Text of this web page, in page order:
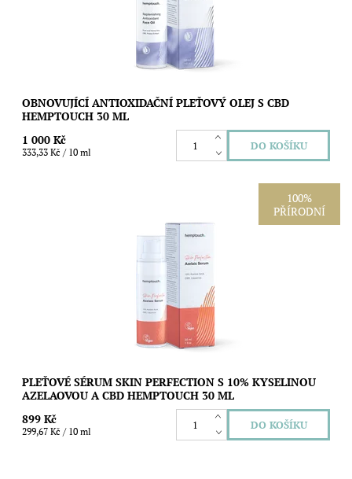
Hemptouch
OBNOVUJÍCÍ ANTIOXIDAČNÍ PLEŤOVÝ OLEJ S CBD
HEMPTOUCH 30 ML
1 000 Kč
333,33 Kč / 10 ml
100%
PŘÍRODNÍ
Lehké pleťové sérum s 10% kyselinou azelaovou, CBD a
extraktem z lékořice pro hladší, čistší a sjednocenější vzhled
Hemptouch
PLEŤOVÉ SÉRUM SKIN PERFECTION S 10% KYSELINOU
AZELAOVOU A CBD HEMPTOUCH 30 ML
899 Kč
299,67 Kč / 10 ml